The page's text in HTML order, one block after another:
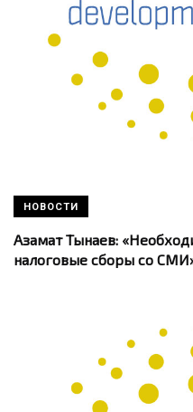
НОВОСТИ
Азамат Тынаев:
налоговые сборы со